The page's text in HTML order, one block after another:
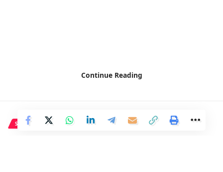
Continue Reading
SOCIEDAD